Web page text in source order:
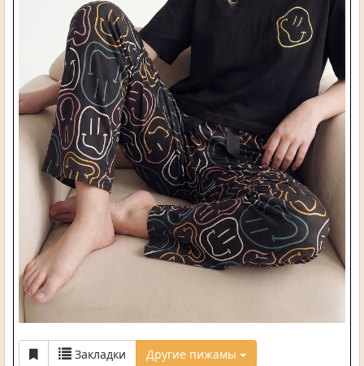
Закладки Другие пижамы